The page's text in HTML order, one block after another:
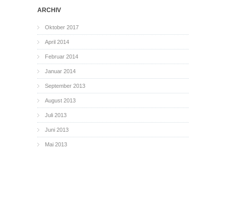
ARCHIV
Oktober 2017
April 2014
Februar 2014
Januar 2014
September 2013
August 2013
Juli 2013
Juni 2013
Mai 2013